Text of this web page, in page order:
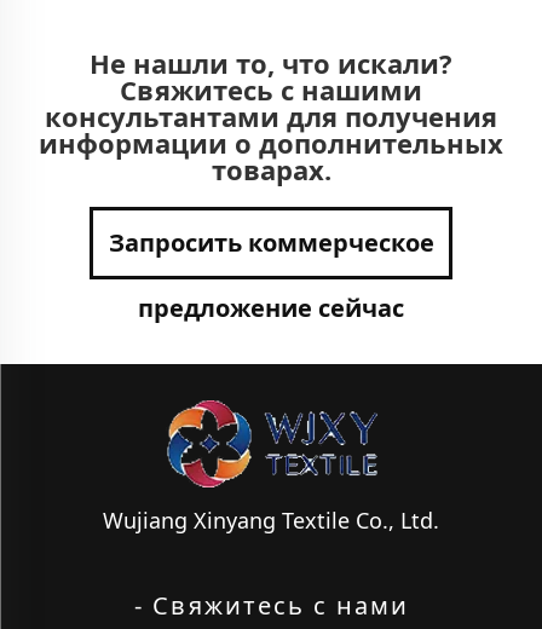
Не нашли то, что искали?
Свяжитесь с нашими
консультантами для получения
информации о дополнительных
товарах.
Запросить коммерческое
предложение сейчас
Wujiang Xinyang Textile Co., Ltd.
- Свяжитесь с нами